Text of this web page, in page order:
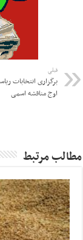
قبلی
برگزاری انتخابات
اوج مناقشه اسمی
مطالب مرتبط